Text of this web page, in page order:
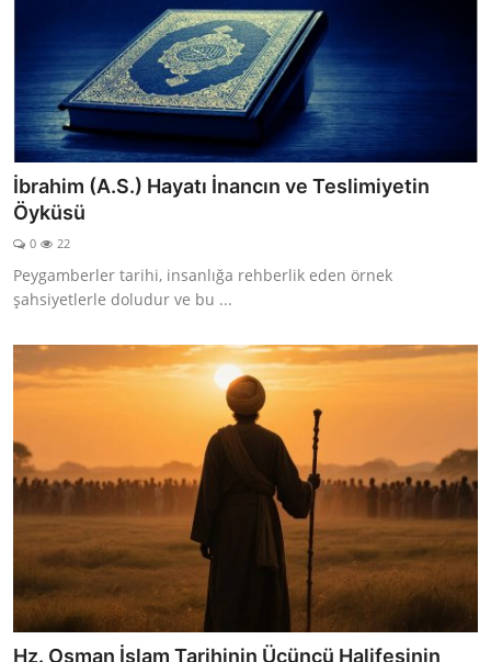
İbrahim (A.S.) Hayatı İnancın ve Teslimiyetin
Öyküsü
0 22
Peygamberler tarihi, insanlığa rehberlik eden örnek
şahsiyetlerle doludur ve bu ...
Hz. Osman İslam Tarihinin Üçüncü Halifesinin